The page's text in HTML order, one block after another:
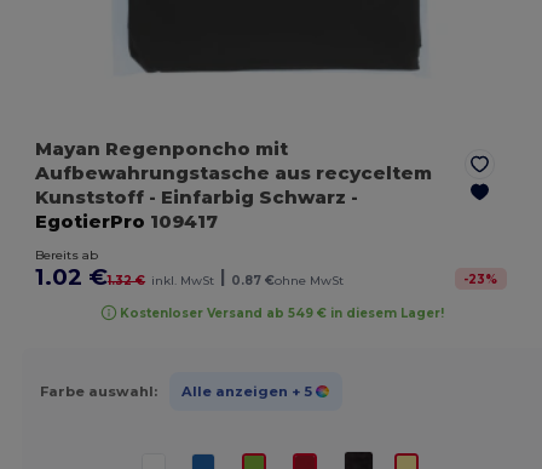
Mayan Regenponcho mit
Aufbewahrungstasche aus recyceltem
Kunststoff - Einfarbig Schwarz -
EgotierPro 109417
Bereits ab
1.02 €1.32 € inkl. MwSt | 0.87 €ohne MwSt -23%
Kostenloser Versand ab 549 € in diesem Lager!
Farbe auswahl: Alle anzeigen + 5